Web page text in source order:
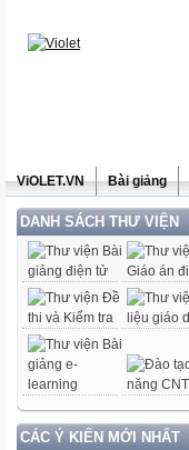
ViOLET.VN Bài giảng
DANH SÁCH THƯ VIỆN
CÁC Ý KIẾN MỚI NHẤT